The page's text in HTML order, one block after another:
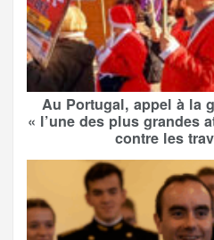
Au Portugal, appel à la
« l’une des plus grandes
contre les